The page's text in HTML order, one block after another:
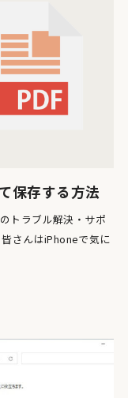
保存する方法
トラブル解決・サポ
さんはiPhoneで気に